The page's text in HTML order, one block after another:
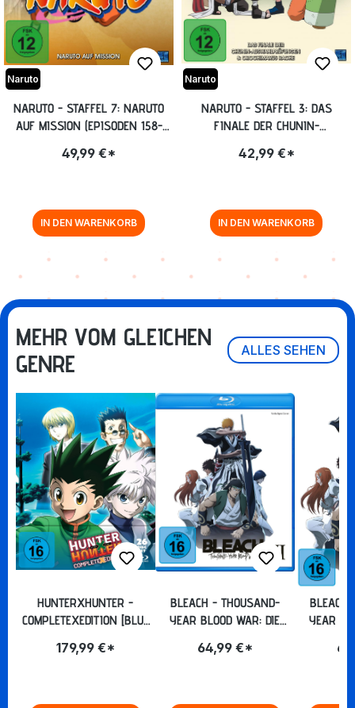
Naruto
NARUTO - STAFFEL 7: NARUTO
AUF MISSION (EPISODEN 158-
49,99 €*
IN DEN WARENKORB
Naruto
NARUTO - STAFFEL 3: DAS
FINALE DER CHUNIN-
OROCHIMARUS RACHE
42,99 €*
IN DEN WARENKORB
MEHR VOM GLEICHEN
GENRE
ALLES SEHEN
HUNTERXHUNTER -
COMPLETEXEDITION [BLU-
179,99 €*
BLEACH - THOUSAND-
YEAR BLOOD WAR: DIE
STAFFEL [BLU-RAY]
64,99 €*
BLEACH
YEAR